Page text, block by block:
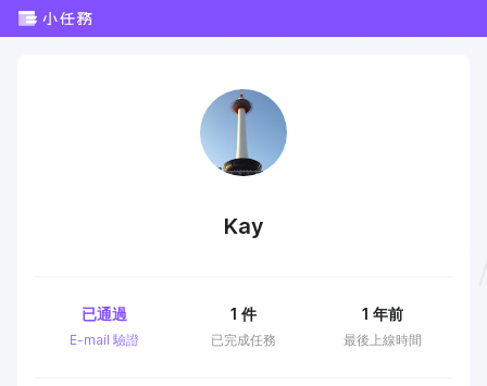
Kay
E-mail 驗證
已通過
已完成任務
1 件
最後上線時間
1 年前